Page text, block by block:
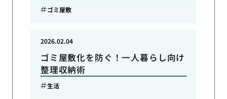
ゴミ屋敷
ゴミ屋敷化を防ぐ！一人暮らし向け
整理収納術
2026.02.04
生活